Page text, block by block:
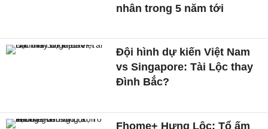
nhân trong 5 năm tới
Đội hình dự kiến Việt Nam
vs Singapore: Tài Lộc thay
Đình Bắc?
Fhome+ Hưng Lộc: Tổ ấm